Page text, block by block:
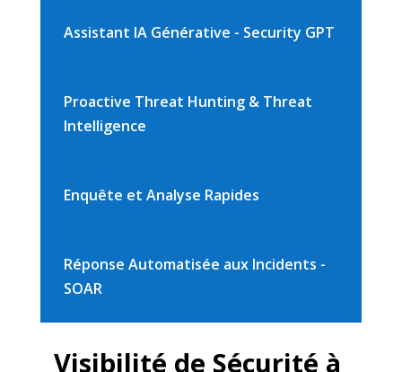
Assistant IA Générative - Security GPT
Proactive Threat Hunting & Threat
Intelligence
Enquête et Analyse Rapides
Réponse Automatisée aux Incidents -
SOAR
Visibilité de Sécurité à